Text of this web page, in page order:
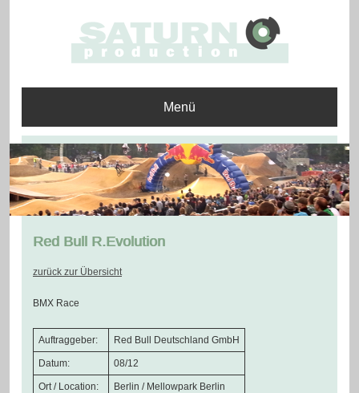
Menü
Red Bull R.Evolution
zurück zur Übersicht
BMX Race
Auftraggeber: Red Bull Deutschland GmbH
Datum: 08/12
Ort / Location: Berlin / Mellowpark Berlin